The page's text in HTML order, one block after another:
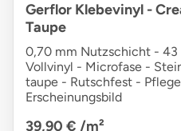
Gerflor Klebevinyl -
Taupe
0,70 mm Nutzschicht -
Vollvinyl - Microfase -
taupe - Rutschfest -
Erscheinungsbild
39,90 € /m²